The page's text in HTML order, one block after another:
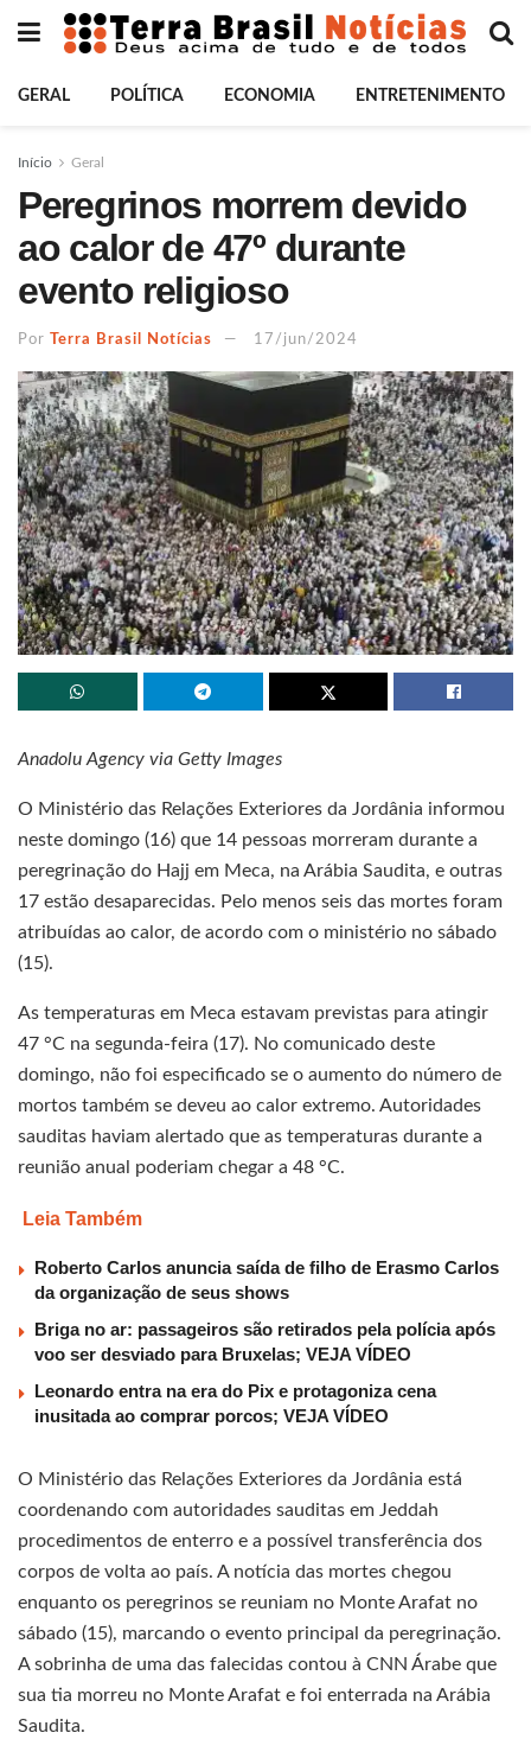
GERAL POLÍTICA ECONOMIA ENTRETENIMENTO
Início Geral
Peregrinos morrem devido
ao calor de 47º durante
evento religioso
Por Terra Brasil Notícias 17/jun/2024
Anadolu Agency via Getty Images
O Ministério das Relações Exteriores da Jordânia informou
neste domingo (16) que 14 pessoas morreram durante a
peregrinação do Hajj em Meca, na Arábia Saudita, e outras
17 estão desaparecidas. Pelo menos seis das mortes foram
atribuídas ao calor, de acordo com o ministério no sábado
(15).
As temperaturas em Meca estavam previstas para atingir
47 °C na segunda-feira (17). No comunicado deste
domingo, não foi especificado se o aumento do número de
mortos também se deveu ao calor extremo. Autoridades
sauditas haviam alertado que as temperaturas durante a
reunião anual poderiam chegar a 48 °C.
Leia Também
Roberto Carlos anuncia saída de filho de Erasmo Carlos
da organização de seus shows
Briga no ar: passageiros são retirados pela polícia após
voo ser desviado para Bruxelas; VEJA VÍDEO
Leonardo entra na era do Pix e protagoniza cena
inusitada ao comprar porcos; VEJA VÍDEO
O Ministério das Relações Exteriores da Jordânia está
coordenando com autoridades sauditas em Jeddah
procedimentos de enterro e a possível transferência dos
corpos de volta ao país. A notícia das mortes chegou
enquanto os peregrinos se reuniam no Monte Arafat no
sábado (15), marcando o evento principal da peregrinação.
A sobrinha de uma das falecidas contou à CNN Árabe que
sua tia morreu no Monte Arafat e foi enterrada na Arábia
Saudita.